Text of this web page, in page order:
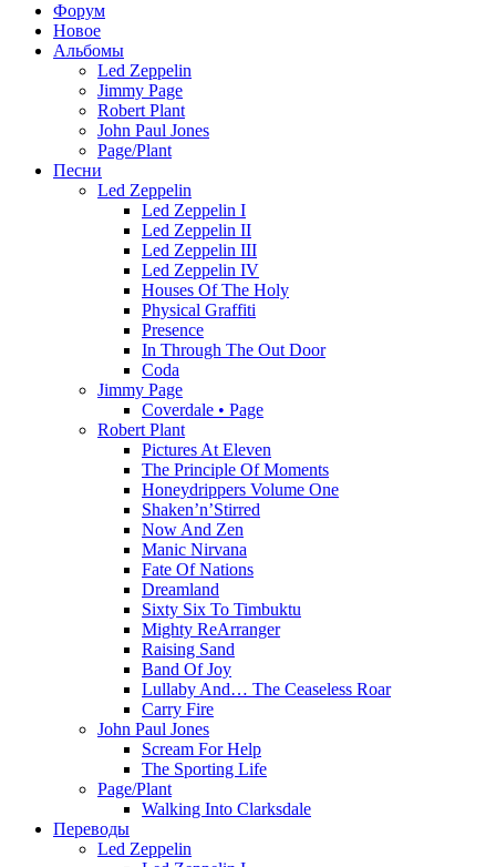
Форум
Новоe
Альбомы
Led Zeppelin
Jimmy Page
Robert Plant
John Paul Jones
Page/Plant
Песни
Led Zeppelin
Led Zeppelin I
Led Zeppelin II
Led Zeppelin III
Led Zeppelin IV
Houses Of The Holy
Physical Graffiti
Presence
In Through The Out Door
Coda
Jimmy Page
Coverdale • Page
Robert Plant
Pictures At Eleven
The Principle Of Moments
Honeydrippers Volume One
Shaken’n’Stirred
Now And Zen
Manic Nirvana
Fate Of Nations
Dreamland
Sixty Six To Timbuktu
Mighty ReArranger
Raising Sand
Band Of Joy
Lullaby And… The Ceaseless Roar
Carry Fire
John Paul Jones
Scream For Help
The Sporting Life
Page/Plant
Walking Into Clarksdale
Переводы
Led Zeppelin